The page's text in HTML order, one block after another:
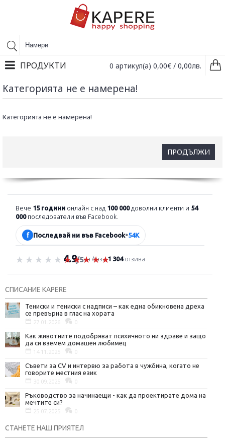
0 артикул(а) 0,00€ / 0,00лв.
ПРОДУКТИ
Категорията не е намерена!
Категорията не е намерена!
ПРОДЪЛЖИ
Вече 15 години онлайн с над 100 000доволни клиенти и 54
000последователи във Facebook.
f Последвай ни във Facebook•54K
Оценка 4.9 от 5
4.9/5на база1 304отзива
СПИСАНИЕ KAPERE
Тениски и тениски с надписи – как една обикновена дреха
се превърна в глас на хората
27.01.2026 0
Как животните подобряват психичното ни здраве и защо
да си вземем домашен любимец
14.11.2025 0
Съвети за CV и интервю за работа в чужбина, когато не
говорите местния език
30.09.2025 0
Ръководство за начинаещи - как да проектирате дома на
мечтите си?
25.07.2025 0
СТАНЕТЕ НАШ ПРИЯТЕЛ